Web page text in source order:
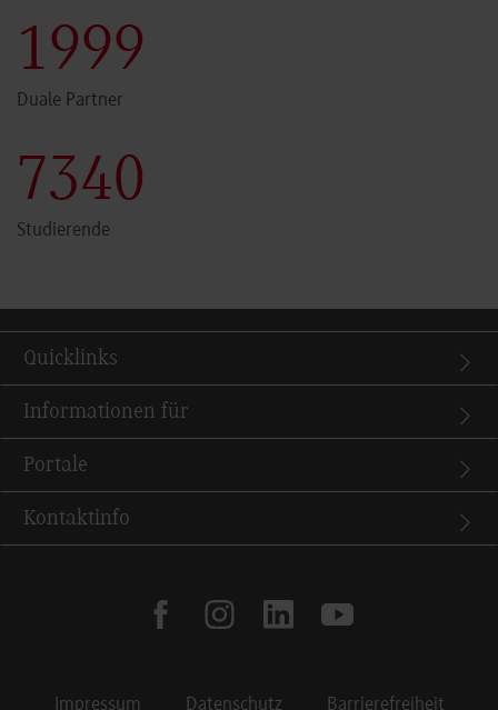
2000
Duale Partner
7341
Studierende
Quicklinks
Informationen für
Portale
Kontaktinfo
facebookinstagramlinkedin youtube